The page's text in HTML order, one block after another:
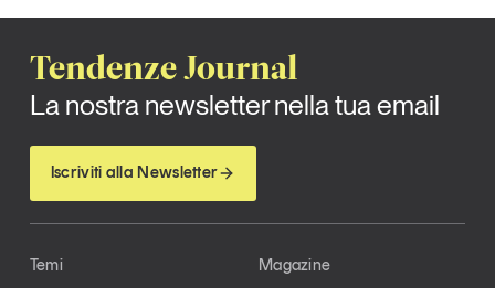
Tendenze Journal
La nostra newsletter nella tua email
Iscriviti alla Newsletter
Temi Magazine